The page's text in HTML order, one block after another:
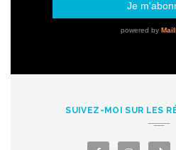
SUIVEZ-MOI SUR LES